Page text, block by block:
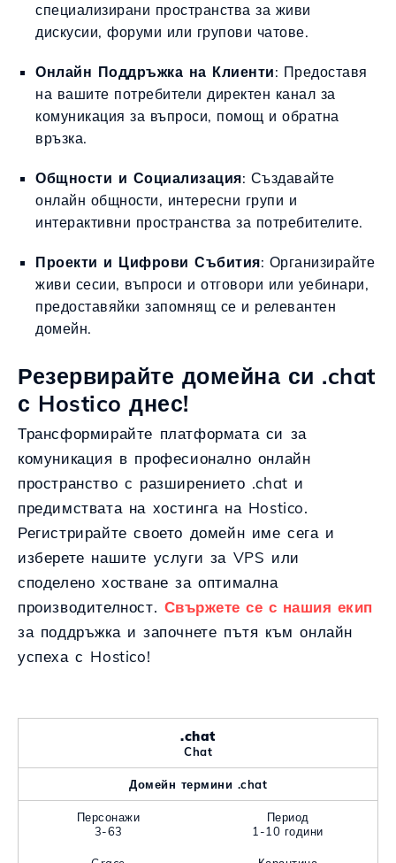
специализирани пространства за живи
дискусии, форуми или групови чатове.
Онлайн Поддръжка на Клиенти: Предоставя
на вашите потребители директен канал за
комуникация за въпроси, помощ и обратна
връзка.
Общности и Социализация: Създавайте
онлайн общности, интересни групи и
интерактивни пространства за потребителите.
Проекти и Цифрови Събития: Организирайте
живи сесии, въпроси и отговори или уебинари,
предоставяйки запомнящ се и релевантен
домейн.
Резервирайте домейна си .chat
с Hostico днес!
Трансформирайте платформата си за
комуникация в професионално онлайн
пространство с разширението .chat и
предимствата на хостинга на Hostico.
Регистрирайте своето домейн име сега и
изберете нашите услуги за VPS или
споделено хостване за оптимална
производителност. Свържете се с нашия екип
за поддръжка и започнете пътя към онлайн
успеха с Hostico!
.chat
Chat
Домейн термини .chat
Персонажи
3-63
Период
1-10 години